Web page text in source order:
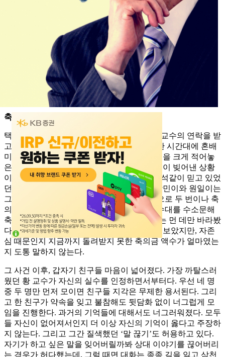
축의금 소동 이후
택시를 타고 달려가던 상민이와 원일이는 황 교수의 연락을 받
고 중간에 내렸다. 거의 매주 토요일 낮 동일한 시간대에 혼배
미사가 열리는 성당, 같은 성씨의 신부 세례명을 크게 적어놓
은 안내판, 그리고 지각으로 인한 다급한 마음이 빚어낸 상황
이었다. 여기에 일주일을 당겨 메모해놓고 철석같이 믿고 있었
던 황 교수의 실수가 치명적이었다. 하지만 상민이와 원일이는
그에게 뭐라 할 수 없었다. 그가 일주일 간격으로 두 번이나 축
의금을 내야 했기 때문이다. 그날, 철수한 접수대를 수소문해
축의금을 돌려받으라 했지만, A형인 황 교수는 먼 데만 바라봤
다. 상민이와 원일이가 장난삼아 여러 번 물어보았지만, 자존
심 때문인지 지금까지 돌려받지 못한 축의금 액수가 얼마였는
지 도통 말하지 않는다.
그 사건 이후, 갑자기 친구들 마음이 넓어졌다. 가장 까탈스러
웠던 황 교수가 자신의 실수를 인정하면서부터다. 우선 네 명
중 두 명만 먼저 모이면 친구들 지각은 무제한 용서된다. 그리
고 한 친구가 약속을 잊고 불참해도 뒷담화 없이 너그럽게 모
임을 진행한다. 과거의 기억들에 대해서도 너그러워졌다. 모두
들 자신이 없어져서인지 더 이상 자신의 기억이 옳다고 주장하
지 않는다. 그리고 그간 질색했던 ‘말 끊기’도 허용하고 있다.
자기가 하고 싶은 말을 잊어버릴까봐 상대 이야기를 끊어버리
는 경우가 허다했는데, 그럴 때면 대화는 종종 길을 잃고 삼천